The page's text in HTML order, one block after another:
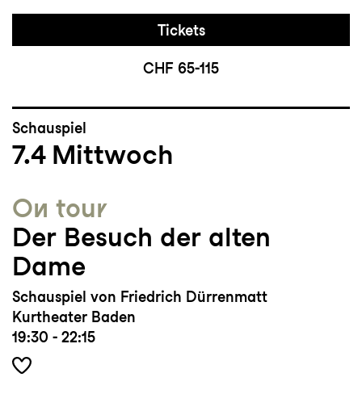
Tickets
CHF 65-115
Schauspiel
7.4 Mittwoch
On tour
Der Besuch der alten
Dame
Schauspiel von Friedrich Dürrenmatt
Kurtheater Baden
19:30 - 22:15